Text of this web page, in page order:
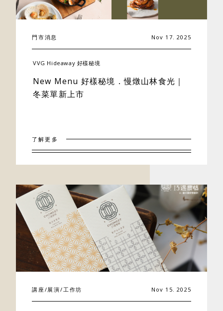
關於好樣
門市消息 Nov 17. 2025
VVG Hideaway 好樣秘境
New Menu 好樣秘境．慢燉山林食光｜
冬菜單新上市
了解更多
講座/展演/工作坊 Nov 15. 2025